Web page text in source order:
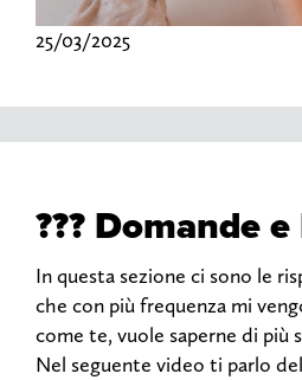
25/03/2025
??? Domande
In questa sezione ci sono le
che con più frequenza mi
come te, vuole saperne di più
Nel seguente video ti parlo